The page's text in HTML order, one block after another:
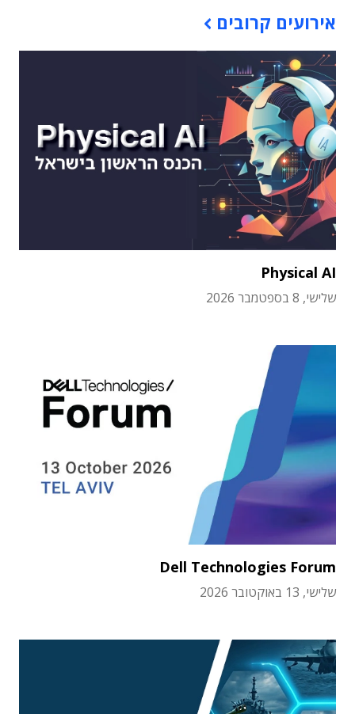
אירועים קרובים
Physical AI
שלישי, 8 בספטמבר 2026
Dell Technologies Forum
שלישי, 13 באוקטובר 2026